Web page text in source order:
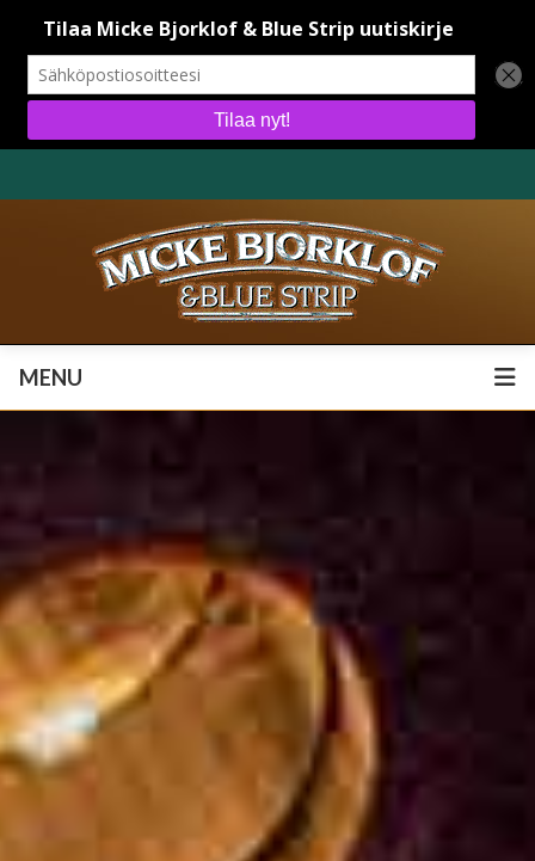
MENU
MENU